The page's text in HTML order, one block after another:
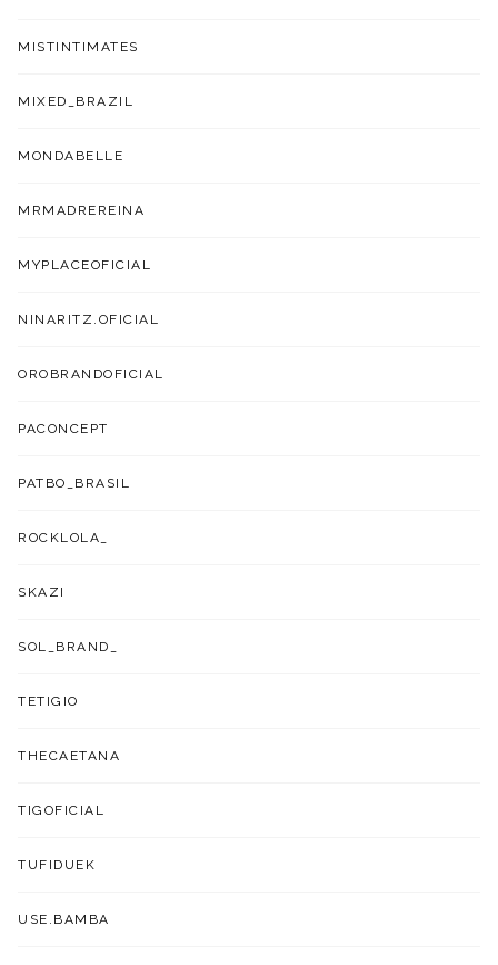
MISTINTIMATES
MIXED_BRAZIL
MONDABELLE
MRMADREREINA
MYPLACEOFICIAL
NINARITZ.OFICIAL
OROBRANDOFICIAL
PACONCEPT
PATBO_BRASIL
ROCKLOLA_
SKAZI
SOL_BRAND_
TETIGIO
THECAETANA
TIGOFICIAL
TUFIDUEK
USE.BAMBA